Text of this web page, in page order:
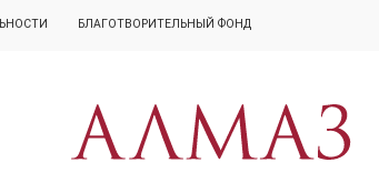
БЛАГОТВОРИТЕЛЬНЫЙ ФОНД